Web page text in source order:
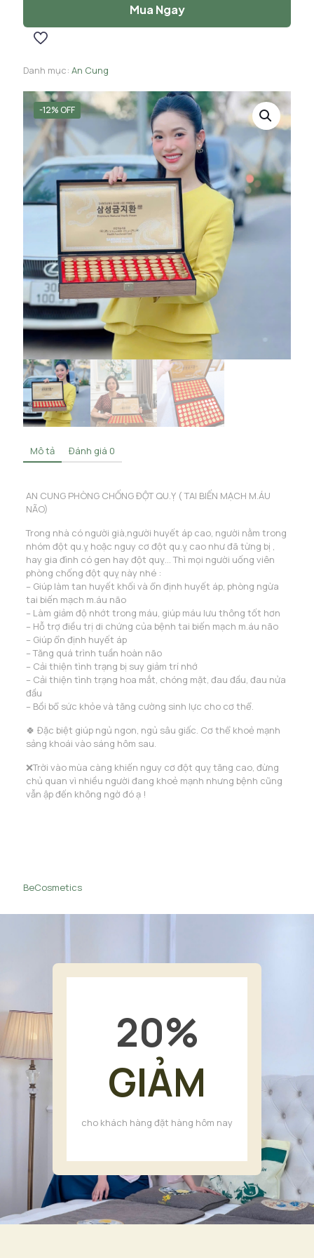
-12% OFF
Mô tả Đánh giá 0
AN CUNG PHÒNG CHỐNG ĐỘT QU.Ỵ ( TAI BIẾN MẠCH M.ÁU
NÃO)
Trong nhà có người già,người huyết áp cao, người nằm trong
nhóm đột qu.ỵ hoặc nguy cơ đột qu.ỵ cao như đã từng bị ,
hay gia đình có gen hay đột quỵ… Thì mọi người uống viên
phòng chống đột quỵ này nhé :
– Giúp làm tan huyết khối và ổn định huyết áp, phòng ngừa
tai biến mạch m.áu não
– Làm giảm độ nhớt trong máu, giúp máu lưu thông tốt hơn
– Hỗ trợ điều trị di chứng của bệnh tai biến mạch m.áu não
– Giúp ổn định huyết áp
– Tăng quá trình tuần hoàn não
– Cải thiện tình trạng bị suy giảm trí nhớ
– Cải thiện tình trạng hoa mắt, chóng mặt, đau đầu, đau nửa
đầu
– Bồi bổ sức khỏe và tăng cường sinh lực cho cơ thể.
🍀 Đặc biệt giúp ngủ ngon, ngủ sâu giấc. Cơ thể khoẻ mạnh
sảng khoái vào sáng hôm sau.
❌Trời vào mùa càng khiến nguy cơ đột quỵ tăng cao, đừng
chủ quan vì nhiều người đang khoẻ mạnh nhưng bệnh cũng
vẫn ập đến không ngờ đó ạ !
Mua Ngay
Danh mục: An Cung
BeCosmetics
20%
GIẢM
cho khách hàng đặt hàng hôm nay